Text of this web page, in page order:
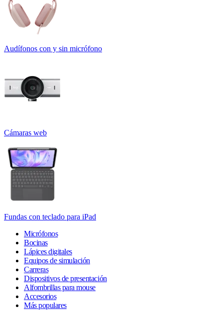
Audífonos con y sin micrófono
Cámaras web
Fundas con teclado para iPad
Micrófonos
Bocinas
Lápices digitales
Equipos de simulación
Carreras
Dispositivos de presentación
Alfombrillas para mouse
Accesorios
Más populares